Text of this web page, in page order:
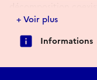
est saisonnière,
Le jardin lui-même
encadre les œuvres
+ Voir plus
Informations